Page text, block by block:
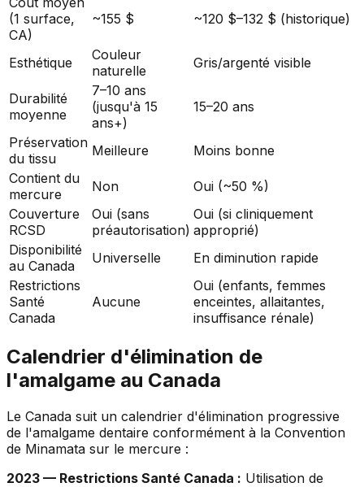
(1 surface,
CA)
~155 $ ~120 $–132 $ (historique)
Esthétique
Couleur
naturelle
Gris/argenté visible
Durabilité
moyenne
7–10 ans
(jusqu'à 15
ans+)
15–20 ans
Préservation
du tissu
Meilleure
Moins bonne
Contient du
mercure
Non
Oui (~50 %)
Couverture
RCSD
Oui (sans
préautorisation)
Oui (si cliniquement
approprié)
Disponibilité
au Canada
Universelle
En diminution rapide
Restrictions
Santé
Canada
Aucune
Oui (enfants, femmes
enceintes, allaitantes,
insuffisance rénale)
Calendrier d'élimination de
l'amalgame au Canada
Le Canada suit un calendrier d'élimination progressive
de l'amalgame dentaire conformément à la Convention
de Minamata sur le mercure :
2023 — Restrictions Santé Canada : Utilisation de